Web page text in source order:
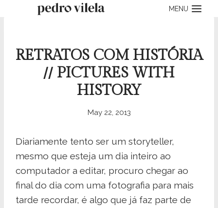
MENU
RETRATOS COM HISTÓRIA
// PICTURES WITH
HISTORY
May 22, 2013
Diariamente tento ser um storyteller,
mesmo que esteja um dia inteiro ao
computador a editar, procuro chegar ao
final do dia com uma fotografia para mais
tarde recordar, é algo que já faz parte de